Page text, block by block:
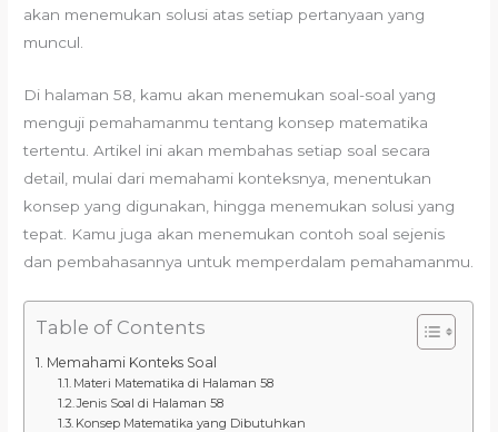
akan menemukan solusi atas setiap pertanyaan yang
muncul.
Di halaman 58, kamu akan menemukan soal-soal yang
menguji pemahamanmu tentang konsep matematika
tertentu. Artikel ini akan membahas setiap soal secara
detail, mulai dari memahami konteksnya, menentukan
konsep yang digunakan, hingga menemukan solusi yang
tepat. Kamu juga akan menemukan contoh soal sejenis
dan pembahasannya untuk memperdalam pemahamanmu.
Table of Contents
Memahami Konteks Soal
Materi Matematika di Halaman 58
Jenis Soal di Halaman 58
Konsep Matematika yang Dibutuhkan